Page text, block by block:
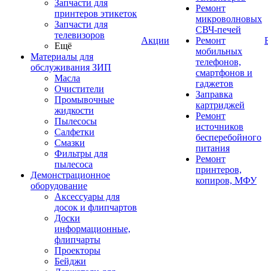
Запчасти для
принтеров этикеток
Запчасти для
телевизоров
Ещё
Материалы для
обслуживания ЗИП
Масла
Очистители
Промывочные
жидкости
Пылесосы
Салфетки
Смазки
Фильтры для
пылесоса
Демонстрационное
оборудование
Аксессуары для
досок и флипчартов
Доски
информационные,
флипчарты
Проекторы
Бейджи
Акции
Ремонт
микроволновых
СВЧ-печей
Ремонт
мобильных
телефонов,
смартфонов и
гаджетов
Заправка
картриджей
Ремонт
источников
бесперебойного
питания
Ремонт
принтеров,
копиров, МФУ